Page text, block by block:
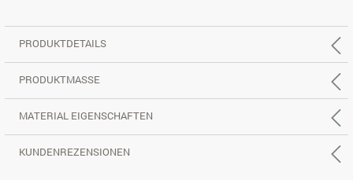
PRODUKTDETAILS
PRODUKTMASSE
MATERIAL EIGENSCHAFTEN
KUNDENREZENSIONEN